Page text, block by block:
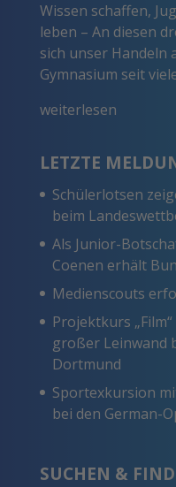
Wissen schaffen,
leben – An diesen
sich unser Handeln
Gymnasium seit
weiterlesen
LETZTE
Schülerlotsen
beim
Als Junior-
Coenen erhält
Medienscouts
Projektkurs
großer Leinwand
Dortmund
Sportexkursion
bei den German-
SUCHEN &